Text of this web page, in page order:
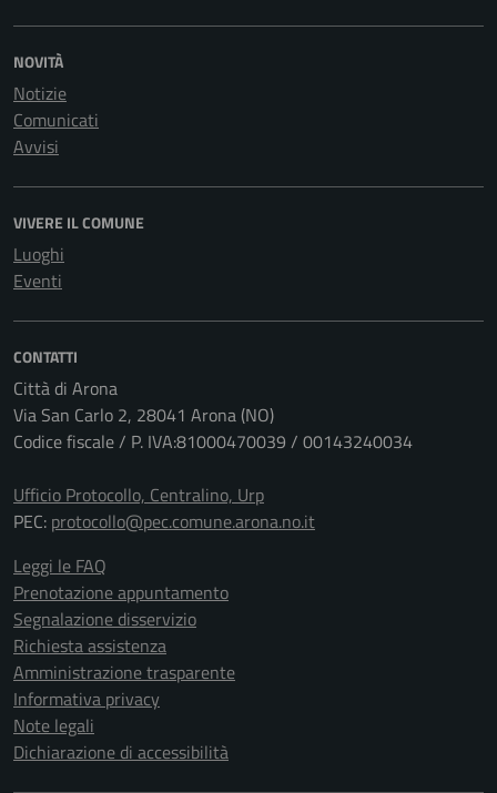
NOVITÀ
Notizie
Comunicati
Avvisi
VIVERE IL COMUNE
Luoghi
Eventi
CONTATTI
Città di Arona
Via San Carlo 2, 28041 Arona (NO)
Codice fiscale / P. IVA:81000470039 / 00143240034
Ufficio Protocollo, Centralino, Urp
PEC: protocollo@pec.comune.arona.no.it
Leggi le FAQ
Prenotazione appuntamento
Segnalazione disservizio
Richiesta assistenza
Amministrazione trasparente
Informativa privacy
Note legali
Dichiarazione di accessibilità